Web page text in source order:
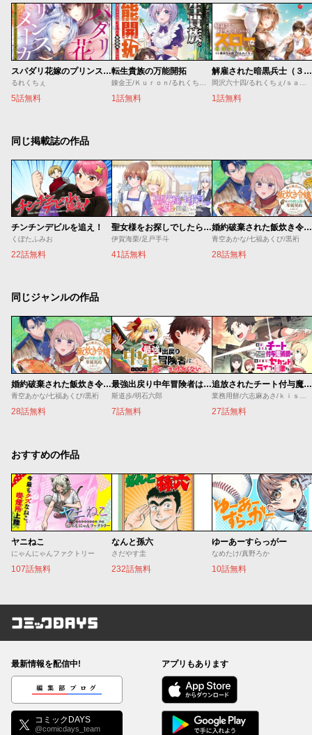
スパダリ花嫁のプリンスメーカー ～虐げられた呪われ王子に触れるのは私だけ…よしよしして育てたら一途に溺愛されました～
るれくちぇ
5話無料
転生貴族の万能開拓
1話無料
解雇された暗黒兵士（３０代）のスローなセカンドライフ
1話無料
同じ掲載誌の作品
チンチンデビルを追え！
くぼたふみお
22話無料
聖女様をお探しでしたら妹で間違いありません。さあどうぞお連れください、今すぐ。
伊賀海栗/足戸手斗
41話無料
婚約破棄された飯炊き令嬢の私は冷酷公爵と専属契約しました～ですが胃袋を掴んだ結果、冷たかった公爵様がどんどん優しくなっています～
青空あかな/七福あくび/黒裄
28話無料
同じジャンルの作品
婚約破棄された飯炊き令嬢の私は冷酷公爵と専属契約しました～ですが胃袋を掴んだ結果、冷たかった公爵様がどんどん優しくなっています～
青空あかな/七福あくび/黒裄
28話無料
最強出戻り中年冒険者は、今さら命なんてかけたくない
斯道歩/明石六郎
7話無料
追放されたチート付与魔術師は気ままなセカンドライフを謳歌する。 ～俺は武器だけじゃなく、あらゆるものに『強化ポイント』を付与できるし、俺の意思でいつでも効果を解除できるけど、残った人たち大丈夫？～
業務用餅/六志麻あさ/ｋｉｓｕｉ
27話無料
おすすめの作品
ヤニねこ
にゃんにゃんファクトリー
107話無料
なんと孫六
さだやす圭
232話無料
ゆーあーすらっがー
なめたけ/真野ろか
10話無料
コミックDAYS
最新情報を配信中!
編集部ブログ
コミックDAYS
@comicdays_team
アプリもあります